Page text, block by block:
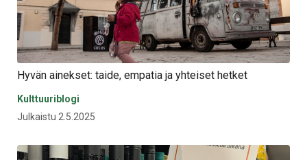
Hyvän ainekset: taide, empatia ja yhteiset hetket
Kulttuuriblogi
Julkaistu 2.5.2025